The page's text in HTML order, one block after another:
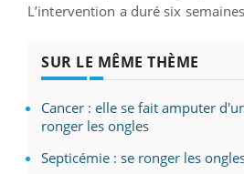
L’intervention a duré six
SUR LE MÊME THÈME
Cancer : elle se fait amputer
ronger les ongles
Septicémie : se ronger les